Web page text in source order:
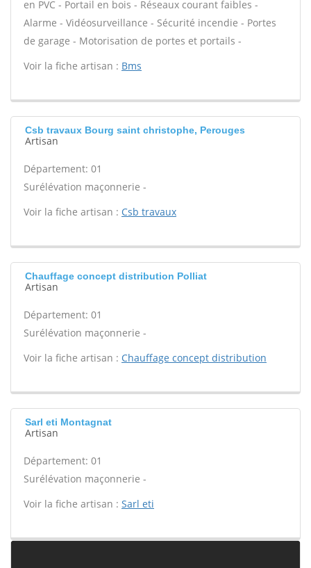
en PVC - Portail en bois - Réseaux courant faibles -
Alarme - Vidéosurveillance - Sécurité incendie - Portes
de garage - Motorisation de portes et portails -
Voir la fiche artisan : Bms
Csb travaux Bourg saint christophe, Perouges
Artisan
Département: 01
Surélévation maçonnerie -
Voir la fiche artisan : Csb travaux
Chauffage concept distribution Polliat
Artisan
Département: 01
Surélévation maçonnerie -
Voir la fiche artisan : Chauffage concept distribution
Sarl eti Montagnat
Artisan
Département: 01
Surélévation maçonnerie -
Voir la fiche artisan : Sarl eti